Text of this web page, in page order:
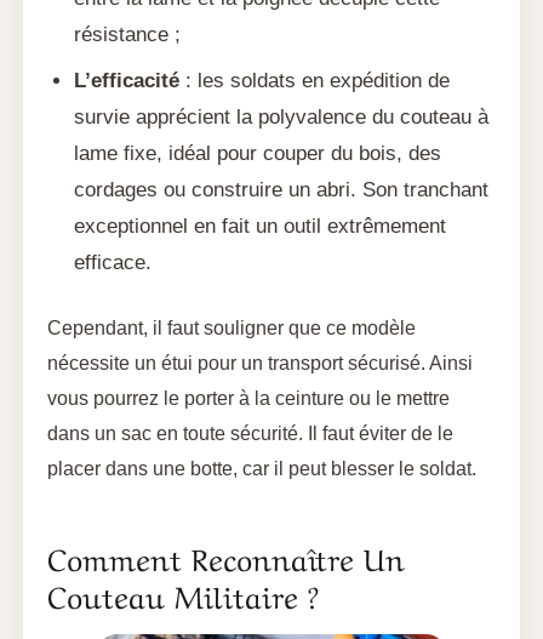
résistance ;
L’efficacité : les soldats en expédition de
survie apprécient la polyvalence du couteau à
lame fixe, idéal pour couper du bois, des
cordages ou construire un abri. Son tranchant
exceptionnel en fait un outil extrêmement
efficace.
Cependant, il faut souligner que ce modèle
nécessite un étui pour un transport sécurisé. Ainsi
vous pourrez le porter à la ceinture ou le mettre
dans un sac en toute sécurité. Il faut éviter de le
placer dans une botte, car il peut blesser le soldat.
Comment Reconnaître Un
Couteau Militaire ?